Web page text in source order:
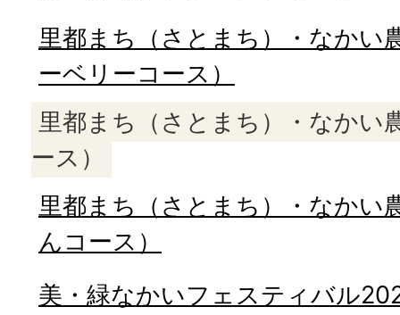
里都まち（さとまち）・なかい
ーベリーコース）
里都まち（さとまち）・なかい
ース）
里都まち（さとまち）・なかい
んコース）
美・緑なかいフェスティバル